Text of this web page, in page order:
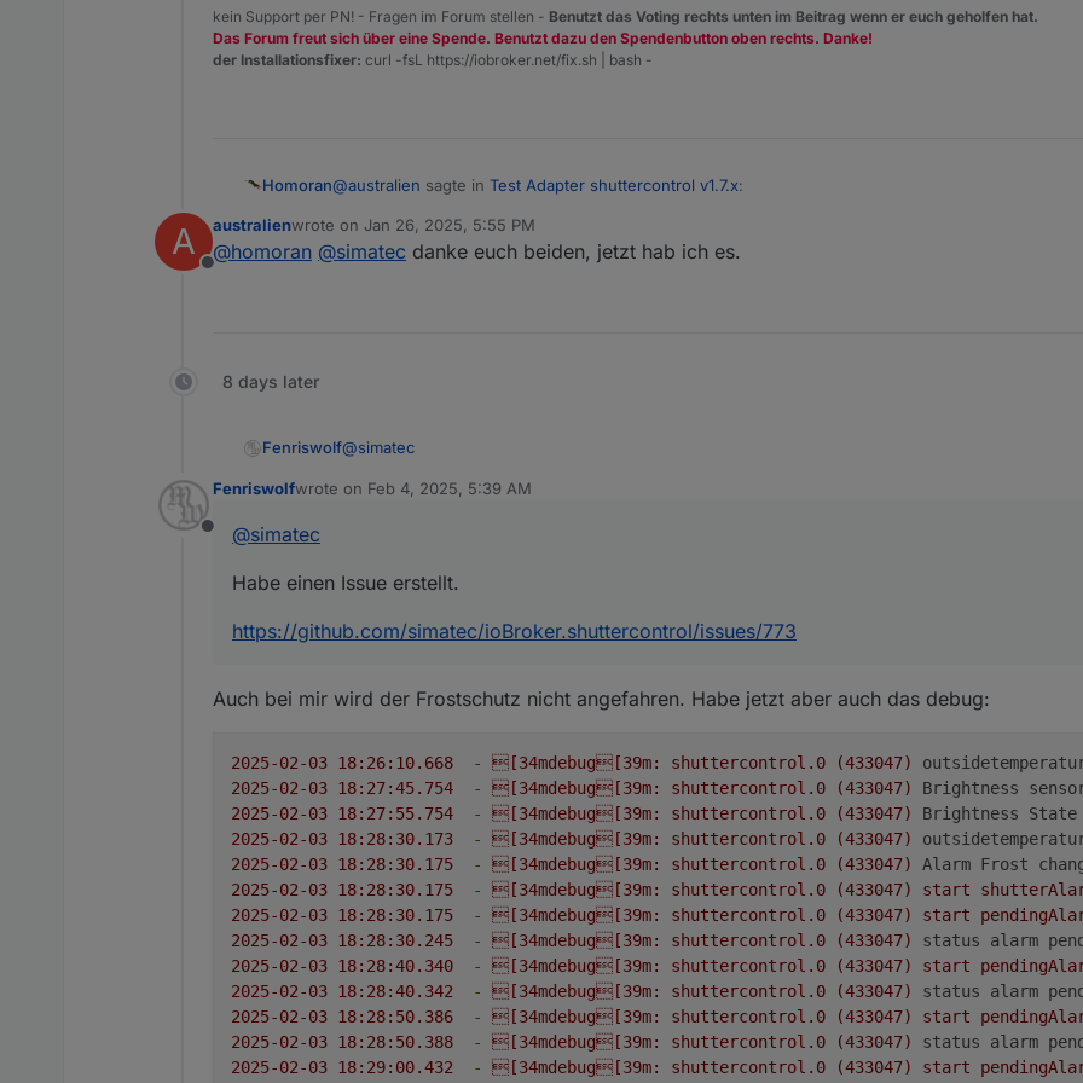
kein Support per PN! - Fragen im Forum stellen - Benutzt das Voting rechts unten im Beitrag wenn er euch geholfen hat.
Das Forum freut sich über eine Spende. Benutzt dazu den Spendenbutton oben rechts. Danke!
der Installationsfixer: curl -fsL https://iobroker.net/fix.sh | bash -
Homoran@australien sagte in Test Adapter shuttercontrol v1.7.x:
Leider finde ich keiner wirkliche Beschreibung dazu.
A
Offline
australienwrote on Jan 26, 2025, 5:55 PM
last edited by
@homoran @simatec danke euch beiden, jetzt hab ich es.
8 days later
Fenriswolf@simatec
Habe einen Issue erstellt.
Offline
Fenriswolfwrote on Feb 4, 2025, 5:39 AM
last edited by
@simatec
Habe einen Issue erstellt.
https://github.com/simatec/ioBroker.shuttercontrol/issues/773
Auch bei mir wird der Frostschutz nicht angefahren. Habe jetzt aber auch das debug:
2025-02-03 18:26:10.668 - [34mdebug[39m: shuttercontrol.0 (433047)
2025-02-03 18:27:45.754
- [34mdebug[39m: shuttercontrol.0 (433047) Brightness
2025-02-03 18:27:55.754
- [34mdebug[39m: shuttercontrol.0 (433047) Brightness State
2025-02-03 18:28:30.173
- [34mdebug[39m: shuttercontrol.0 (433047)
2025-02-03 18:28:30.175
- [34mdebug[39m: shuttercontrol.0 (433047) Alarm Frost
2025-02-03 18:28:30.175
- [34mdebug[39m: shuttercontrol.0 (433047) start
2025-02-03 18:28:30.175
- [34mdebug[39m: shuttercontrol.0 (433047) start
2025-02-03 18:28:30.245
- [34mdebug[39m: shuttercontrol.0 (433047) status alarm
2025-02-03 18:28:40.340
- [34mdebug[39m: shuttercontrol.0 (433047) start
2025-02-03 18:28:40.342
- [34mdebug[39m: shuttercontrol.0 (433047) status alarm
2025-02-03 18:28:50.386
- [34mdebug[39m: shuttercontrol.0 (433047) start
2025-02-03 18:28:50.388
- [34mdebug[39m: shuttercontrol.0 (433047) status alarm
2025-02-03 18:29:00.432
- [34mdebug[39m: shuttercontrol.0 (433047) start